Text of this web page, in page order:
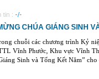
tin : -/-
CHÚA GIÁNG SINH
chuỗi các chương trình Kỷ
Vĩnh Phước, Khu vực Vĩnh
Sinh và Tổng Kết Năm”